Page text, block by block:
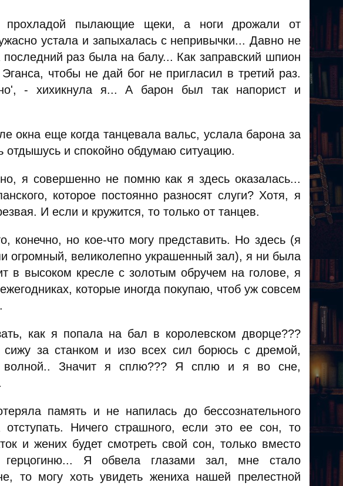
пылающие щеки, а ноги дрожали от
устала и запыхалась с непривычки... Давно не
раз была на балу... Как заправский шпион
чтобы не дай бог не пригласил в третий раз.
- хихикнула я... А барон был так напорист и
окна еще когда танцевала вальс, услала барона за
и спокойно обдумаю ситуацию.
я совершенно не помню как я здесь оказалась...
которое постоянно разносят слуги? Хотя, я
И если и кружится, то только от танцев.
но кое-что могу представить. Но здесь (я
огромный, великолепно украшенный зал), я ни была
в высоком кресле с золотым обручем на голове, я
которые иногда покупаю, чтоб уж совсем
как я попала на бал в королевском дворце???
за станком и изо всех сил борюсь с дремой,
волной.. Значит я сплю??? Я сплю и я во сне,
память и не напилась до бессознательного
отступать. Ничего страшного, если это ее сон, то
и жених будет смотреть свой сон, только вместо
Я обвела глазами зал, мне стало
то могу хоть увидеть жениха нашей прелестной